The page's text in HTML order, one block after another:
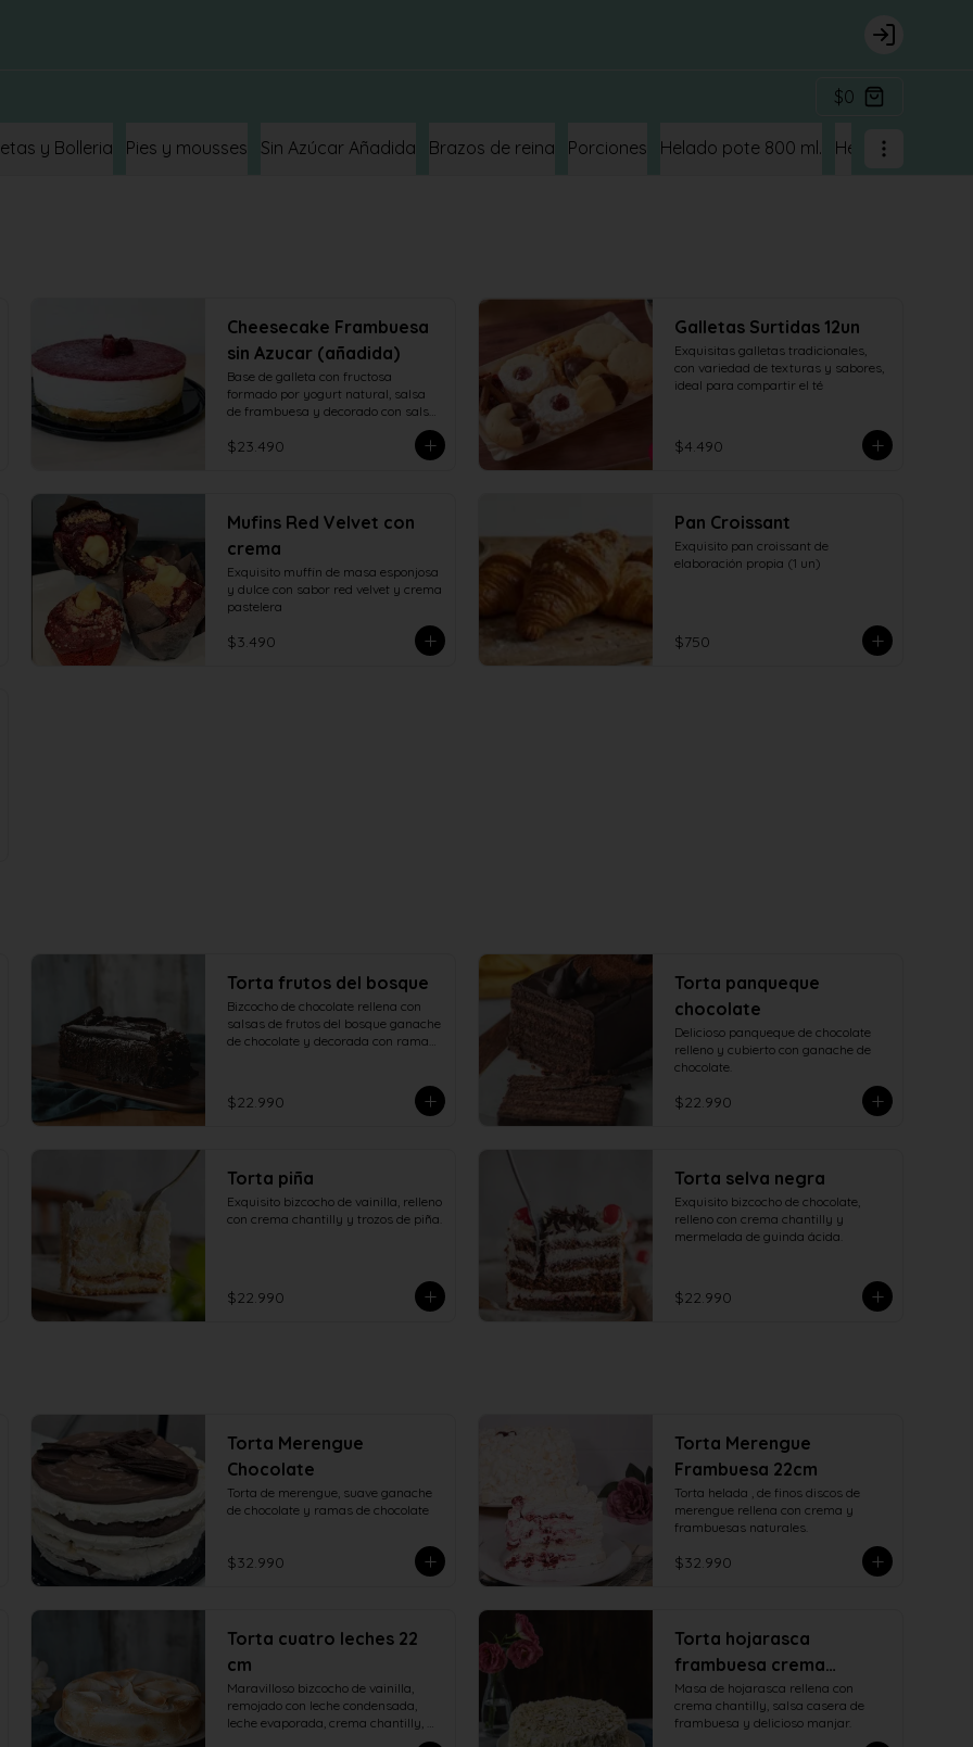
Login
$0
y Bolleria Pies y mousses Sin Azúcar Añadida Brazos de reina Porciones Helado pote 800 ml. Helado CUBETA
Cheesecake Frambuesa
sin Azucar (añadida)
Base de galleta con fructosa
formado por yogurt natural, salsa
de frambuesa y decorado con salsa
$23.490
Galletas Surtidas 12un
Exquisitas galletas tradicionales,
con variedad de texturas y sabores,
ideal para compartir el té
$4.490
Mufins Red Velvet con
crema
Exquisito muffin de masa esponjosa
y dulce con sabor red velvet y crema
pastelera
$3.490
Pan Croissant
Exquisito pan croissant de
elaboración propia (1 un)
$750
Torta frutos del bosque
Bizcocho de chocolate rellena con
salsas de frutos del bosque ganache
de chocolate y decorada con ramas
$22.990
Torta panqueque
chocolate
Delicioso panqueque de chocolate
relleno y cubierto con ganache de
chocolate.
$22.990
Torta piña
Exquisito bizcocho de vainilla, relleno
con crema chantilly y trozos de piña.
$22.990
Torta selva negra
Exquisito bizcocho de chocolate,
relleno con crema chantilly y
mermelada de guinda ácida.
$22.990
Torta Merengue
Chocolate
Torta de merengue, suave ganache
de chocolate y ramas de chocolate
$32.990
Torta Merengue
Frambuesa 22cm
Torta helada , de finos discos de
merengue rellena con crema y
frambuesas naturales.
$32.990
Torta cuatro leches 22
cm
Maravilloso bizcocho de vainilla,
remojado con leche condensada,
leche evaporada, crema chantilly,
Torta hojarasca
frambuesa crema
manjar
Masa de hojarasca rellena con
crema chantilly, salsa casera de
frambuesa y delicioso manjar.